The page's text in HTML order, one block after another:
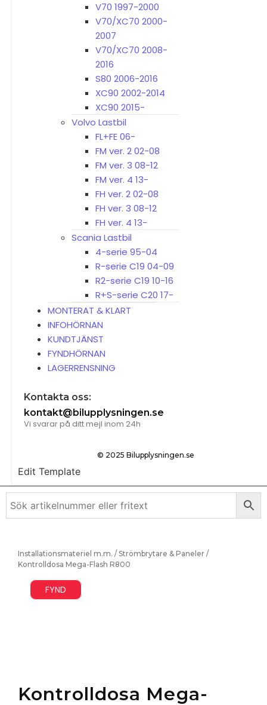
V70 1997-2000
V70/XC70 2000-
2007
V70/XC70 2008-
2016
S80 2006-2016
XC90 2002-2014
XC90 2015-
Volvo Lastbil
FL+FE 06-
FM ver. 2 02-08
FM ver. 3 08-12
FM ver. 4 13-
FH ver. 2 02-08
FH ver. 3 08-12
FH ver. 4 13-
Scania Lastbil
4-serie 95-04
R-serie C19 04-09
R2-serie C19 10-16
R+S-serie C20 17-
MONTERAT & KLART
INFOHÖRNAN
KUNDTJÄNST
FYNDHÖRNAN
LAGERRENSNING
Kontakta oss:
kontakt@bilupplysningen.se
Vi svarar på ditt mejl inom 24h
© 2025 Bilupplysningen.se
Edit Template
Installationsmateriel m.m. / Strömbrytare & Paneler /
Kontrolldosa Mega-Flash R800
FYND
Kontrolldosa Mega-